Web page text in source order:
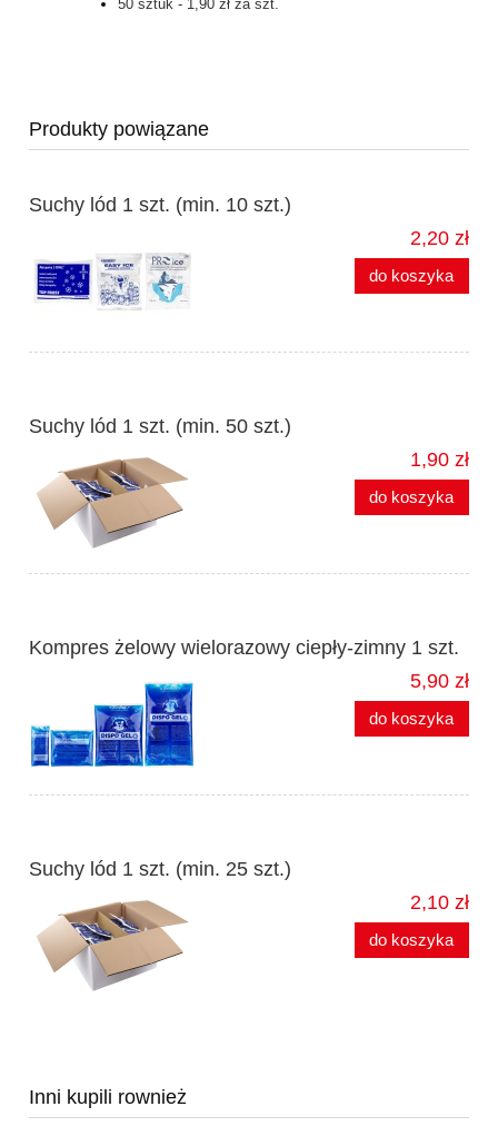
50 sztuk - 1,90 zł za szt.
Produkty powiązane
Suchy lód 1 szt. (min. 10 szt.)
2,20 zł
do koszyka
Suchy lód 1 szt. (min. 50 szt.)
1,90 zł
do koszyka
Kompres żelowy wielorazowy ciepły-zimny 1 szt.
5,90 zł
do koszyka
Suchy lód 1 szt. (min. 25 szt.)
2,10 zł
do koszyka
Inni kupili rownież